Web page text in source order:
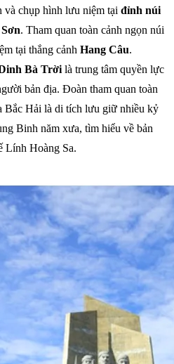
và chụp hình lưu niệm tại đỉnh núi
. Tham quan toàn cảnh ngọn núi
tại thắng cảnh Hang Câu.
Bà Trời là trung tâm quyền lực
bản địa. Đoàn tham quan toàn
Bắc Hải là di tích lưu giữ nhiều kỷ
Binh năm xưa, tìm hiểu về bản
Lính Hoàng Sa.